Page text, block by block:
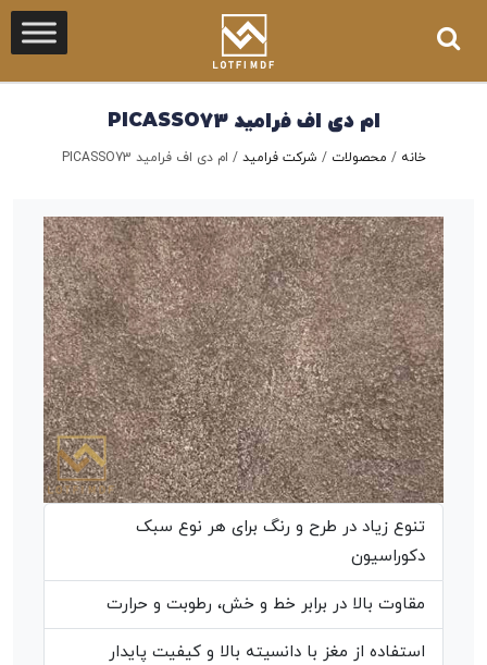
ام دی اف فرامید PICASSO73
خانه / محصولات / شرکت فرامید / ام دی اف فرامید PICASSO73
تنوع زیاد در طرح و رنگ برای هر نوع سبک
دکوراسیون
مقاوت بالا در برابر خط و خش، رطوبت و حرارت
استفاده از مغز با دانسیته بالا و کیفیت پایدار